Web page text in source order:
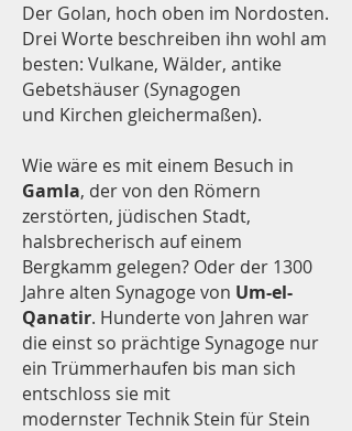
Der Golan, hoch oben im Nordosten.
Drei Worte beschreiben ihn wohl am
besten: Vulkane, Wälder, antike
Gebetshäuser (Synagogen
und Kirchen gleichermaßen).
Wie wäre es mit einem Besuch in
Gamla, der von den Römern
zerstörten, jüdischen Stadt,
halsbrecherisch auf einem
Bergkamm gelegen? Oder der 1300
Jahre alten Synagoge von Um-el-
Qanatir. Hunderte von Jahren war
die einst so prächtige Synagoge nur
ein Trümmerhaufen bis man sich
entschloss sie mit
modernster Technik Stein für Stein